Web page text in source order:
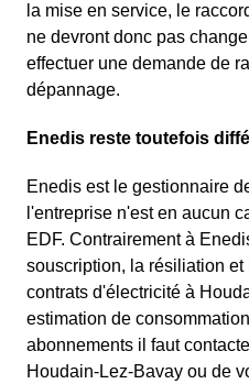
la mise en service, le
ne devront donc pas
effectuer une demande de
dépannage.
Enedis reste toutefois
Enedis est le gestionnaire
l'entreprise n'est en aucun
EDF. Contrairement à
souscription, la résiliation
contrats d'électricité à
estimation de
abonnements il faut
Houdain-Lez-Bavay ou de